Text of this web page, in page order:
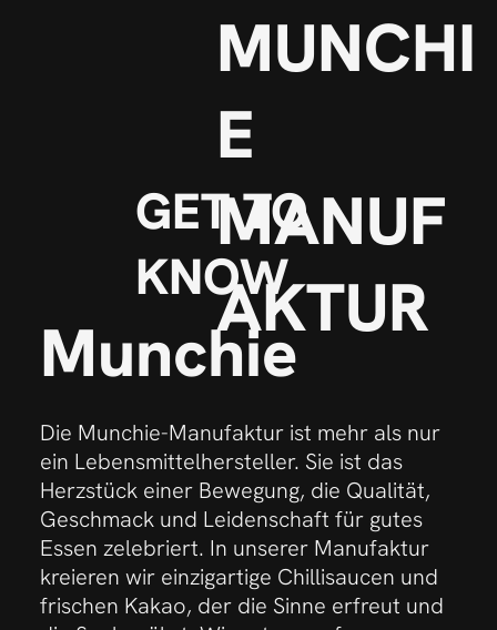
MUNCHI
E
MANUF
AKTUR
Die Munchie-Manufaktur ist mehr als nur
ein Lebensmittelhersteller. Sie ist das
Herzstück einer Bewegung, die Qualität,
Geschmack und Leidenschaft für gutes
Essen zelebriert. In unserer Manufaktur
kreieren wir einzigartige Chillisaucen und
frischen Kakao, der die Sinne erfreut und
Munchie
GET TO
KNOW